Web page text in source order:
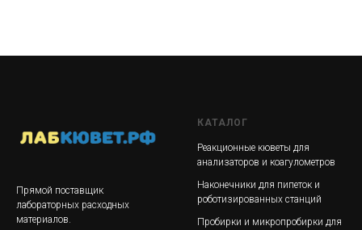
Прямой поставщик
лабораторных расходных
материалов.
КАТАЛОГ
Реакционные кюветы для
анализаторов и коагулометров
Наконечники для пипеток и
роботизированных станций
Пробирки и микропробирки для